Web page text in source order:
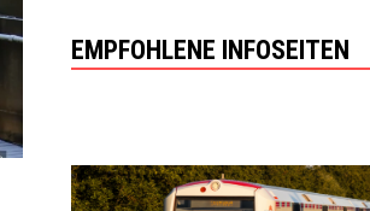
EMPFOHLENE INFOSEITEN